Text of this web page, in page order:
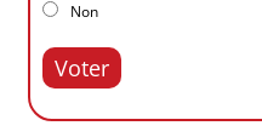
Non
Voter